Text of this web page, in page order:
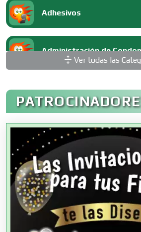
Adhesivos
Administración de
Administración de
Agencias Aduanales
Agencias de Autos
Agencias de Cobranza
Ver todas las